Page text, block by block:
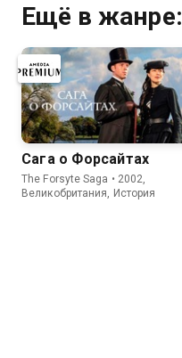
Ещё в жанре:
Сага о Форсайтах
The Forsyte Saga • 2002,
Великобритания, История